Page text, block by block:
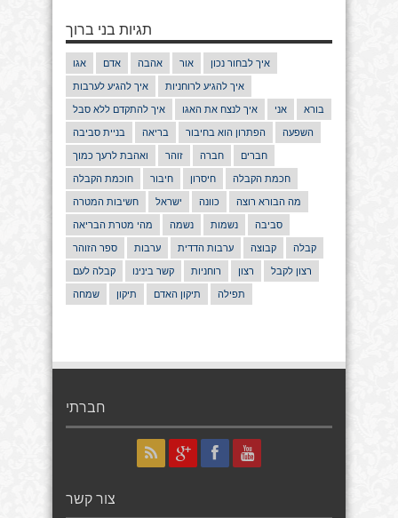
תגיות בני ברוך
אגו אדם אהבה אור איך לבחור נכון
איך להגיע לערבות איך להגיע לרוחניות
איך להתקדם ללא סבל איך לנצח את האגו אני בורא
בניית סביבה בריאה הפתרון הוא בחיבור השפעה
ואהבת לרעך כמוך זוהר חברה חברים
חוכמת הקבלה חיבור חיסרון חכמת הקבלה
חשיבות המטרה ישראל כוונה מה הבורא רוצה
מהי מטרת הבריאה נשמה נשמות סביבה
ספר הזוהר ערבות ערבות הדדית קבוצה קבלה
קבלה לעם קשר בינינו רוחניות רצון רצון לקבל
שמחה תיקון תיקון האדם תפילה
חברתי
צור קשר